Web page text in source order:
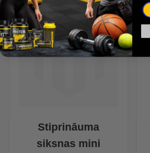
-0%
Stiprināuma
siksnas mini